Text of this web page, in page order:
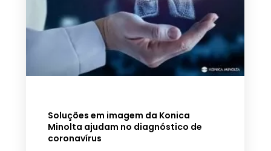
Soluções em imagem da Konica
Minolta ajudam no diagnóstico de
coronavírus